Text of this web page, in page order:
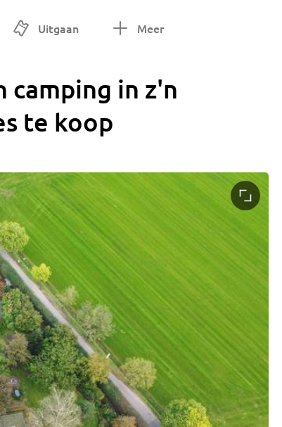
Uitgaan Meer
camping in z'n
te koop